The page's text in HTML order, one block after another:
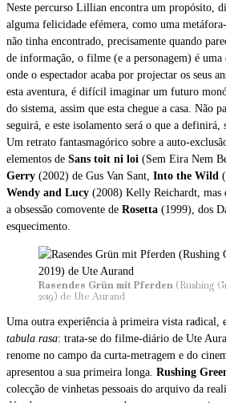
Neste percurso Lillian encontra um propósito,
alguma felicidade efémera, como uma
não tinha encontrado, precisamente quando
de informação, o filme (e a personagem) é uma
onde o espectador acaba por projectar os seus
esta aventura, é difícil imaginar um futuro
do sistema, assim que esta chegue a casa. Não
seguirá, e este isolamento será o que a definirá,
Um retrato fantasmagórico sobre a auto-
elementos de Sans toit ni loi (Sem Eira Nem
Gerry (2002) de Gus Van Sant, Into the Wild
Wendy and Lucy (2008) Kelly Reichardt, mas
a obsessão comovente de Rosetta (1999), dos
esquecimento.
Rasendes Grün mit Pferden (Rushing
2019) de Ute Aurand
Uma outra experiência à primeira vista radical,
tabula rasa: trata-se do filme-diário de Ute
renome no campo da curta-metragem e do
apresentou a sua primeira longa. Rushing
colecção de vinhetas pessoais do arquivo da